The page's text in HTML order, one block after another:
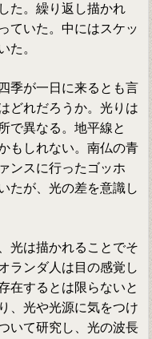
た。繰り返し描かれ
ていた。中にはスケッ
た。
季が一日に来るとも言
どれだろうか。光りは
で異なる。地平線と
もしれない。南仏の青
ンスに行ったゴッホ
たが、光の差を意識し
光は描かれることでそ
ランダ人は目の感覚し
在するとは限らないと
、光や光源に気をつけ
いて研究し、光の波長